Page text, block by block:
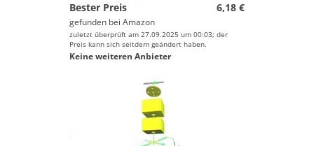
Bester Preis
6,18 €
gefunden bei Amazon
zuletzt überprüft am 27.09.2025 um 00:03; der
Preis kann sich seitdem geändert haben.
Keine weiteren Anbieter